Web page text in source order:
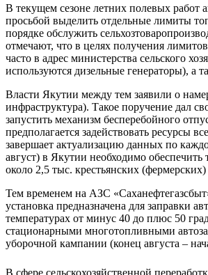
В текущем сезоне летних полевых работ
просьбой выделить отдельные лимиты
порядке обслужить
отмечают, что в целях получения
часто в адрес министерства сельского
используются дизельные генераторы),
Власти Якутии между тем заявили о
инфраструктура). Такое поручение дал
запустить механизм бесперебойного
предполагается задействовать
завершает актуализацию данных по
август) в Якутии необходимо
около 2,5 тыс. крестьянских (фермерских)
Тем временем на АЗС
установка предназначена для заправки
температурах от минус 40 до плюс 50
стационарными многотопливными
уборочной кампании (конец августа –
В сфере сельскохозяйственной